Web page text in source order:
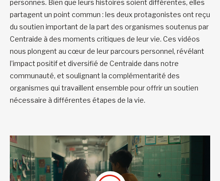
personnes. Bien que leurs histoires soient différentes, elles
partagent un point commun : les deux protagonistes ont reçu
du soutien important de la part des organismes soutenus par
Centraide à des moments critiques de leur vie. Ces vidéos
nous plongent au cœur de leur parcours personnel, révélant
l’impact positif et diversifié de Centraide dans notre
communauté, et soulignant la complémentarité des
organismes qui travaillent ensemble pour offrir un soutien
nécessaire à différentes étapes de la vie.